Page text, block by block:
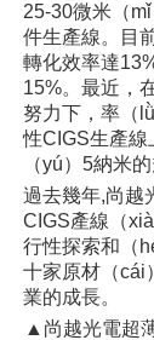
25-30微米（
件生產線。目
轉化效率達
15%。最近，
努力下，率（
性CIGS生產
（yú）5納米
過去幾年,尚越
CIGS產線（
行性探索和（
十家原材（cái
業的成長。
▲尚越光電超